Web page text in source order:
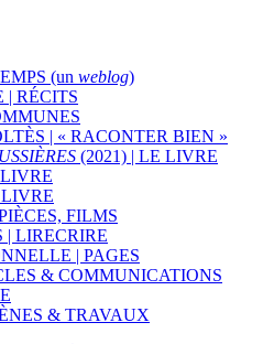
(un weblog)
| RÉCITS
| « RACONTER BIEN »
(2021) | LE LIVRE
LIVRE
FILMS
| LIRECRIRE
| PAGES
& COMMUNICATIONS
& TRAVAUX